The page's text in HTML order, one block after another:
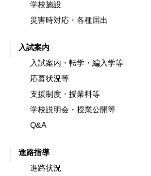
学校施設
災害時対応・各種届出
入試案内
入試案内・転学・編入学等
応募状況等
支援制度・授業料等
学校説明会・授業公開等
Q&A
進路指導
進路状況